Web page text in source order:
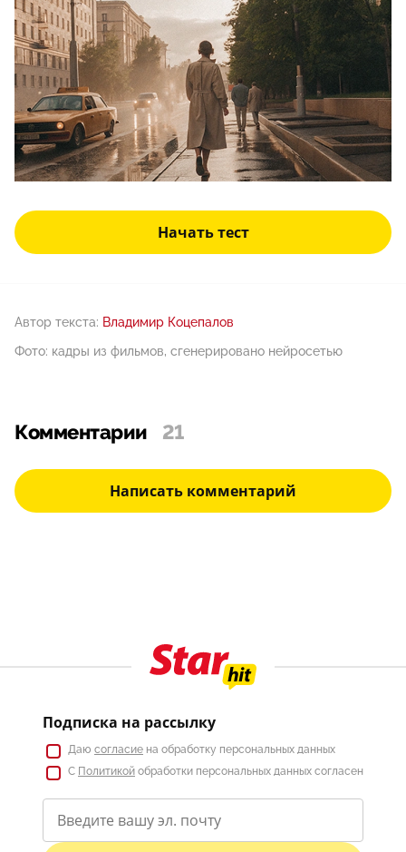
Начать тест
Автор текста: Владимир Коцепалов
Фото: кадры из фильмов, сгенерировано нейросетью
Комментарии 21
Написать комментарий
Подписка на рассылку
Даю согласие на обработку персональных данных
С Политикой обработки персональных данных согласен